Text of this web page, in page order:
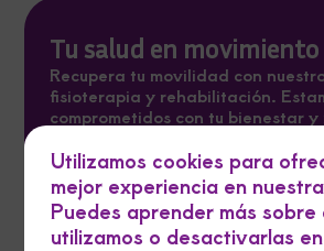
Tu salud en movimiento
Recupera tu movilidad con
fisioterapia y rehabilitación.
comprometidos con tu bienestar
Conócenos
Utilizamos cookies para
mejor experiencia en
Puedes aprender más sobre
utilizamos o desactivarlas